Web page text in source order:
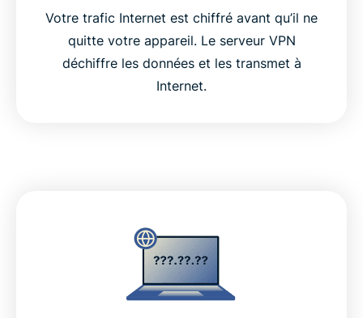
Votre trafic Internet est chiffré avant qu’il ne
quitte votre appareil. Le serveur VPN
déchiffre les données et les transmet à
Internet.